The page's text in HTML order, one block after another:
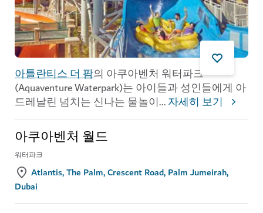
아틀란티스 더 팜의 아쿠아벤처 워터파크
(Aquaventure Waterpark)는 아이들과 성인들에게 아
드레날린 넘치는 신나는 물놀이...자세히 보기
아쿠아벤처 월드
워터파크
Atlantis, The Palm, Crescent Road, Palm Jumeirah,
Dubai